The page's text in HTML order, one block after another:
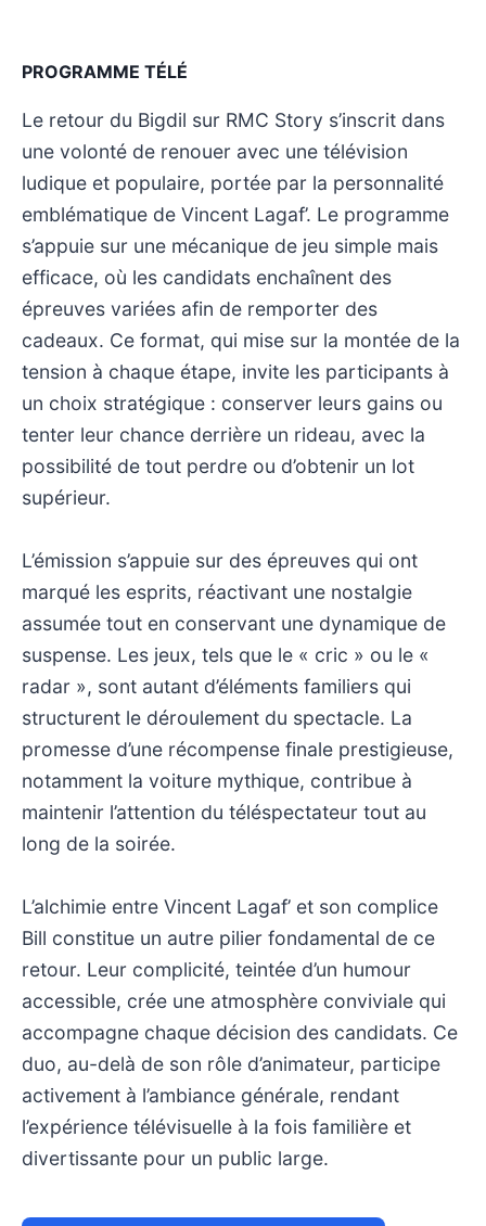
PROGRAMME TÉLÉ
Le retour du Bigdil sur RMC Story s’inscrit dans
une volonté de renouer avec une télévision
ludique et populaire, portée par la personnalité
emblématique de Vincent Lagaf’. Le programme
s’appuie sur une mécanique de jeu simple mais
efficace, où les candidats enchaînent des
épreuves variées afin de remporter des
cadeaux. Ce format, qui mise sur la montée de la
tension à chaque étape, invite les participants à
un choix stratégique : conserver leurs gains ou
tenter leur chance derrière un rideau, avec la
possibilité de tout perdre ou d’obtenir un lot
supérieur.
L’émission s’appuie sur des épreuves qui ont
marqué les esprits, réactivant une nostalgie
assumée tout en conservant une dynamique de
suspense. Les jeux, tels que le « cric » ou le «
radar », sont autant d’éléments familiers qui
structurent le déroulement du spectacle. La
promesse d’une récompense finale prestigieuse,
notamment la voiture mythique, contribue à
maintenir l’attention du téléspectateur tout au
long de la soirée.
L’alchimie entre Vincent Lagaf’ et son complice
Bill constitue un autre pilier fondamental de ce
retour. Leur complicité, teintée d’un humour
accessible, crée une atmosphère conviviale qui
accompagne chaque décision des candidats. Ce
duo, au-delà de son rôle d’animateur, participe
activement à l’ambiance générale, rendant
l’expérience télévisuelle à la fois familière et
divertissante pour un public large.